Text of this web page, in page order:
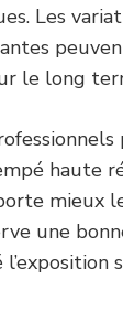
Les
le long
haute
mieux
une